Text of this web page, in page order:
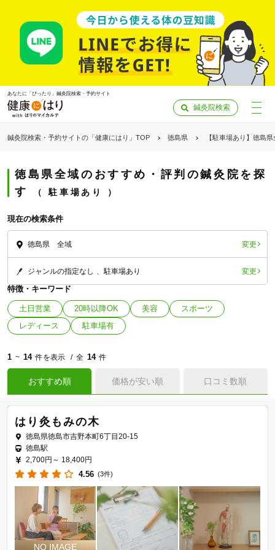
あなたに「ぴったり」鍼灸院検索・予約サイト
鍼灸院検索
鍼灸院検索・予約サイトの「健康にはり」TOP 徳島県 【駐車場あり】徳島
徳島県全域のおすすめ・評判の鍼灸院を探
す
駐車場あり
現在の検索条件
徳島県 全域 変更
ジャンルの指定なし 駐車場あり 変更
特徴・キーワード
土日営業 20時以降OK 美容
スポーツ
レディース
駐車場有
1 ~ 14 件を表示 全 14 件
おすすめ順 価格が安い順 口コミ数順
はり灸もみの木
徳島県徳島市吉野本町6丁目20-15
徳島駅
2,700円～ 18,400円
4.56 (3件)
「健康にはりを見た」